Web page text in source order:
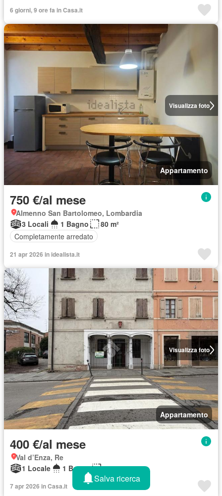
6 giorni, 9 ore fa in Casa.it
Visualizza foto
Appartamento
750 €/al mese
Almenno San Bartolomeo, Lombardia
3 Locali
1 Bagno
80 m²
Completamente arredato
21 apr 2026 in idealista.it
Visualizza foto
Appartamento
400 €/al mese
Val d’Enza, Re
1 Locale
1 Bagno 55 m²
7 apr 2026 in Casa.it
Salva ricerca